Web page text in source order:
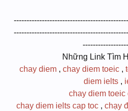
Những Link Tìm
chay diem , chay diem toeic ,
diem ielts ,
chay diem toeic
chay diem ielts cap toc, chạy